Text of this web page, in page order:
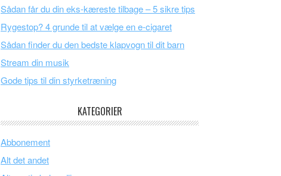
Sådan får du din eks-kæreste tilbage – 5 sikre tips
Rygestop? 4 grunde til at vælge en e-cigaret
Sådan finder du den bedste klapvogn til dit barn
Stream din musik
Gode tips til din styrketræning
KATEGORIER
Abbonement
Alt det andet